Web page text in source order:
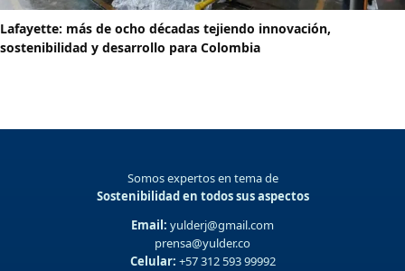
Lafayette: más de ocho décadas tejiendo innovación,
sostenibilidad y desarrollo para Colombia
Somos expertos en tema de
Sostenibilidad en todos sus aspectos
Email: yulderj@gmail.com
prensa@yulder.co
Celular: +57 312 593 99992